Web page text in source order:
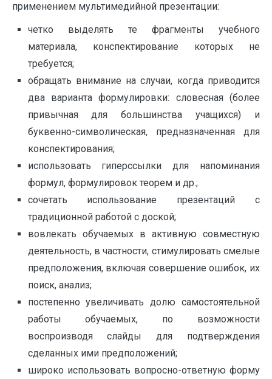
применением мультимедийной презентации:
четко выделять те фрагменты учебного
материала, конспектирование которых не
требуется;
обращать внимание на случаи, когда приводится
два варианта формулировки: словесная (более
привычная для большинства учащихся) и
буквенно-символическая, предназначенная для
конспектирования;
использовать гиперссылки для напоминания
формул, формулировок теорем и др.;
сочетать использование презентаций с
традиционной работой с доской;
вовлекать обучаемых в активную совместную
деятельность, в частности, стимулировать смелые
предположения, включая совершение ошибок, их
поиск, анализ;
постепенно увеличивать долю самостоятельной
работы обучаемых, по возможности
воспроизводя слайды для подтверждения
сделанных ими предположений;
широко использовать вопросно-ответную форму